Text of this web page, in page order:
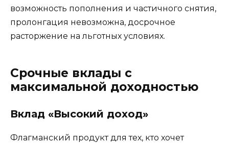
возможность пополнения и частичного снятия,
пролонгация невозможна, досрочное
расторжение на льготных условиях.
Срочные вклады с
максимальной доходностью
Вклад «Высокий доход»
Флагманский продукт для тех, кто хочет